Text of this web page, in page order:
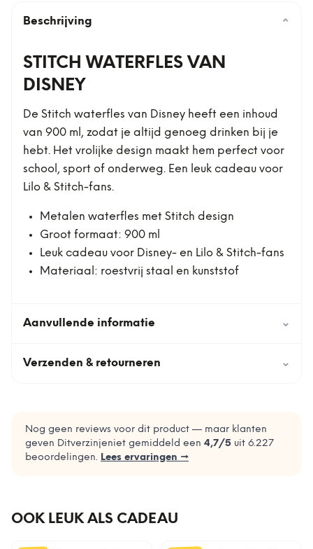
Beschrijving ⌄
STITCH WATERFLES VAN
DISNEY
De Stitch waterfles van Disney heeft een inhoud
van 900 ml, zodat je altijd genoeg drinken bij je
hebt. Het vrolijke design maakt hem perfect voor
school, sport of onderweg. Een leuk cadeau voor
Lilo & Stitch-fans.
Metalen waterfles met Stitch design
Groot formaat: 900 ml
Leuk cadeau voor Disney- en Lilo & Stitch-fans
Materiaal: roestvrij staal en kunststof
Aanvullende informatie ⌄
Verzenden & retourneren ⌄
Nog geen reviews voor dit product — maar klanten
geven Ditverzinjeniet gemiddeld een 4,7/5 uit 6.227
beoordelingen. Lees ervaringen →
OOK LEUK ALS CADEAU